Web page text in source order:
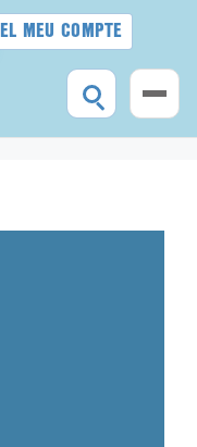
EL MEU COMPTE